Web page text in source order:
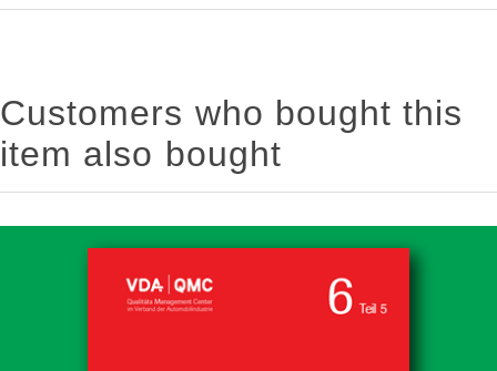
Customers who bought this
item also bought